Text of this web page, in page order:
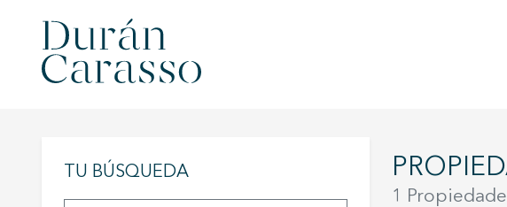
TU BÚSQUEDA
1